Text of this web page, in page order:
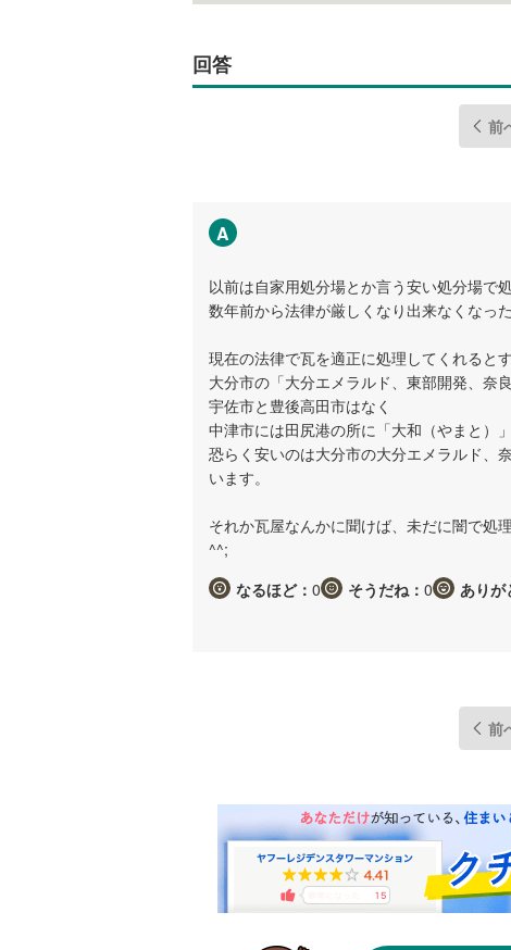
回答
前
A
以前は自家用処分場とか言う安い処分場で
数年前から法律が厳しくなり出来なくなっ
現在の法律で瓦を適正に処理してくれると
大分市の「大分エメラルド、東部開発、奈
宇佐市と豊後高田市はなく
中津市には田尻港の所に「大和（やまと）
恐らく安いのは大分市の大分エメラルド、
います。
それか瓦屋なんかに聞けば、未だに闇で処
^^;
なるほど： 0 そうだね： 0 ありが
前